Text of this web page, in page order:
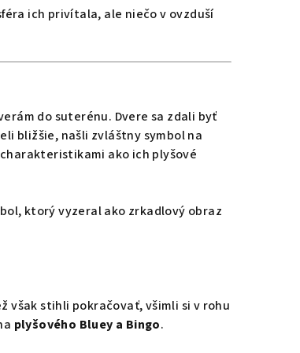
ich privítala, ale niečo v ovzduší
do suterénu. Dvere sa zdali byť
bližšie, našli zvláštny symbol na
ako ich plyšové
ktorý vyzeral ako zrkadlový obraz
však stihli pokračovať, všimli si v rohu
plyšového Bluey a Bingo.